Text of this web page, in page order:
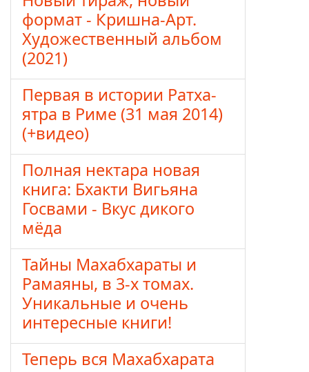
формат - Кришна-Арт.
Художественный альбом
(2021)
Первая в истории Ратха-
ятра в Риме (31 мая 2014)
(+видео)
Полная нектара новая
книга: Бхакти Вигьяна
Госвами - Вкус дикого
мёда
Тайны Махабхараты и
Рамаяны, в 3-х томах.
Уникальные и очень
интересные книги!
Теперь вся Махабхарата